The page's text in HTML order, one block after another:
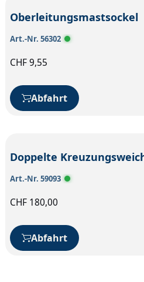
Oberleitungsmastsockel
Art.-Nr. 56302
CHF9,55
Abfahrt
Doppelte
Art.-Nr. 59093
CHF 180,00
Abfahrt